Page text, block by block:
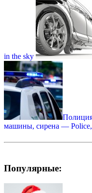
in the sky
машины, сирена — Police,
Популярные: